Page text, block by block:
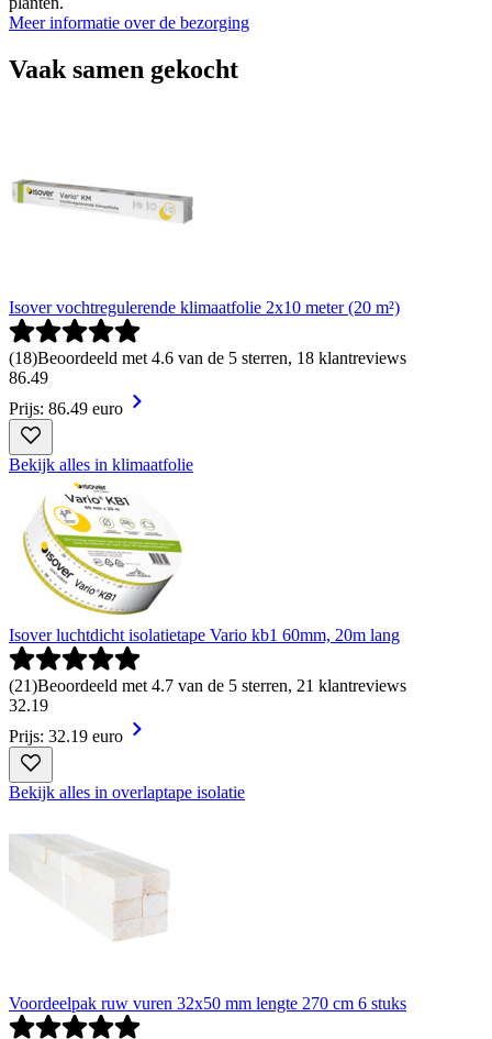
Meer informatie over de bezorging
Vaak samen gekocht
Isover vochtregulerende klimaatfolie 2x10 meter (20 m²)
(18)Beoordeeld met 4.6 van de 5 sterren, 18 klantreviews
86.49
Prijs: 86.49 euro
Bekijk alles in klimaatfolie
Isover luchtdicht isolatietape Vario kb1 60mm, 20m lang
(21)Beoordeeld met 4.7 van de 5 sterren, 21 klantreviews
32.19
Prijs: 32.19 euro
Bekijk alles in overlaptape isolatie
Voordeelpak ruw vuren 32x50 mm lengte 270 cm 6 stuks